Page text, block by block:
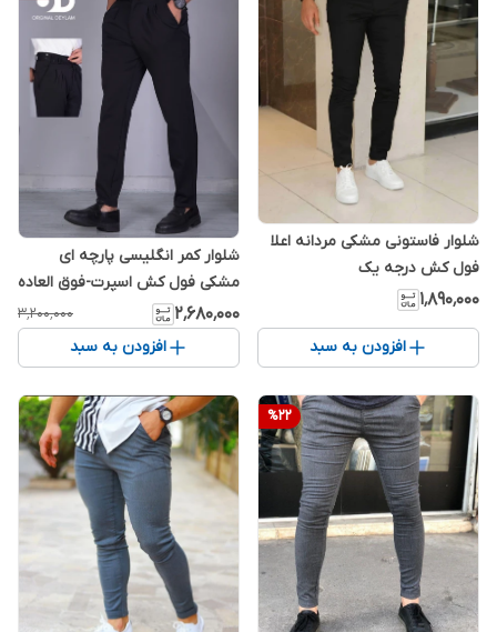
شلوار فاستونی مشکی مردانه اعلا
فول کش درجه یک
۱٬۸۹۰٬۰۰۰
افزودن به سبد
شلوار کمر انگلیسی پارچه ای
مشکی فول کش اسپرت-فوق العاده
خفن- کد ۲۹۰
۲٬۶۸۰٬۰۰۰ ۳٬۲۰۰٬۰۰۰
افزودن به سبد
%22